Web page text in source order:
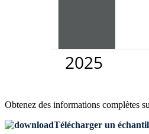
Obtenez des informations complètes
Télécharger un